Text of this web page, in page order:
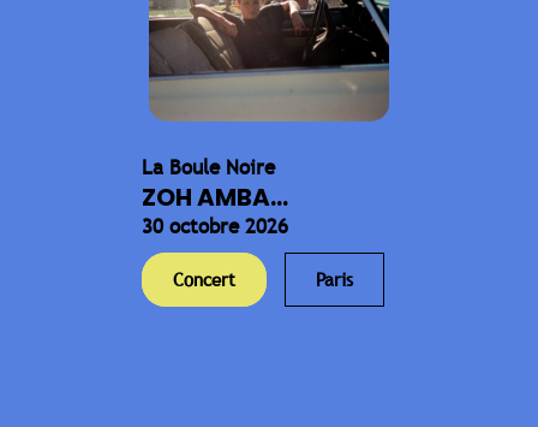
La Boule Noire
ZOH AMBA...
30 octobre 2026
Concert Paris